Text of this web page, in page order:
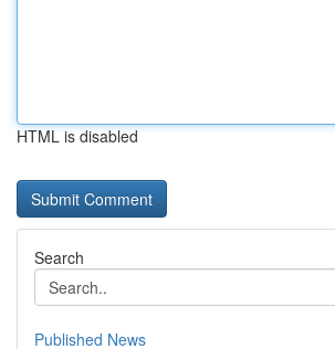
HTML is disabled
Search
Published News